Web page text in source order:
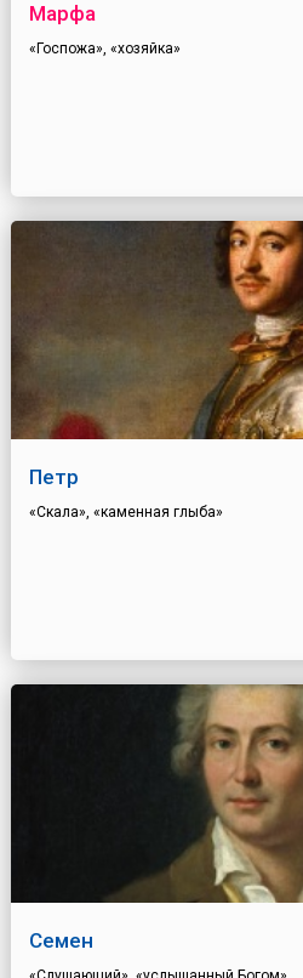
Марфа
«Госпожа», «хозяйка»
Петр
«Скала», «каменная глыба»
Семен